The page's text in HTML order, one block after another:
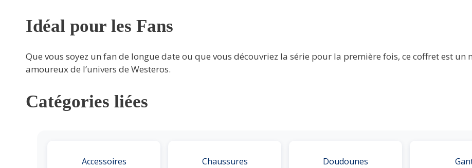
Idéal pour les Fans
Que vous soyez un fan de longue date ou que vous découvriez la série pour la première fois, ce coffret est un
amoureux de l’univers de Westeros.
Catégories liées
Accessoires Chaussures Doudounes